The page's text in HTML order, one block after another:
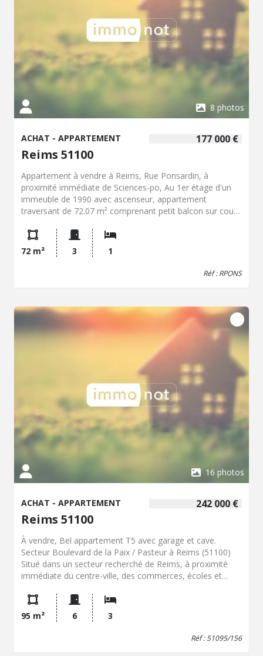
unique, avec un accès immédiat aux restaurants, cafés,
commerces, marchés, musées et lieux culturels. Le
quartier est vivant, central et parfaitement desservi, idéal
pour une résidence principale, un pied-à-terre ou un
investissement patrimonial de qualité. Hyper-centre:
emplacement premium Cadre historique et animé
Annexes rares : grenier aménagé + cave Faibles charges
Un bien à fort potentiel, rare sur le secteur.
8 photos
177 000 €
ACHAT - APPARTEMENT
Reims 51100
Appartement à vendre à Reims, Rue Ponsardin, à
proximité immédiate de Sciences-po, Au 1er étage d'un
immeuble de 1990 avec ascenseur, appartement
traversant de 72.07 m² comprenant petit balcon sur cour
de 32.75 m² sur rue accessible par quelques marches, une
grande cuisine de 14,19 m², une chambre avec placard
sur cour, une salle de bains et un wc séparé. Chauffage
électrique Une cave complète ce bien (Possibilité
72 m² 3 1
Réf : RPONS
16 photos
242 000 €
ACHAT - APPARTEMENT
Reims 51100
À vendre, Bel appartement T5 avec garage et cave.
Secteur Boulevard de la Paix / Pasteur à Reims (51100)
Situé dans un secteur recherché de Reims, à proximité
immédiate du centre-ville, des commerces, écoles et
vie agréable et pratique au quotidien. Au sein d'une
copropriété bien entretenue, cet appartement séduit par
sa luminosité, sa vue dégagée et valorisante sur la ville,
ainsi que par ses beaux volumes. Il se compose d'une
95 m² 6 3
Réf : 51095/156